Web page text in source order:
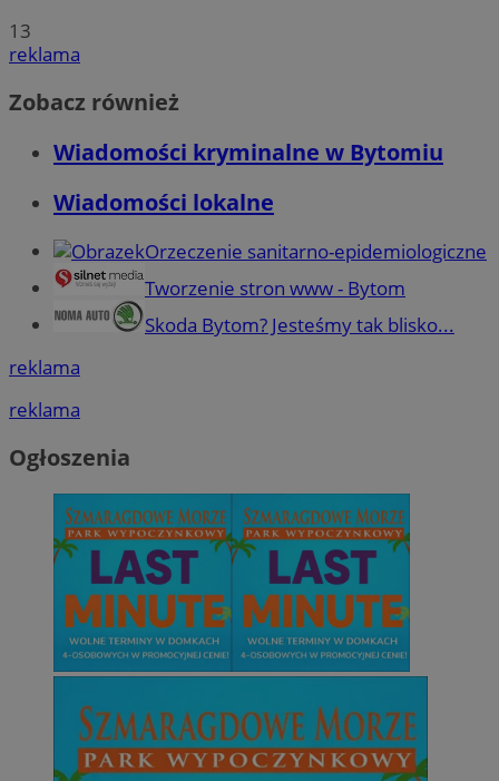
13
reklama
Zobacz również
Wiadomości kryminalne w Bytomiu
Wiadomości lokalne
Orzeczenie sanitarno-epidemiologiczne
Tworzenie stron www - Bytom
Skoda Bytom? Jesteśmy tak blisko...
reklama
reklama
Ogłoszenia